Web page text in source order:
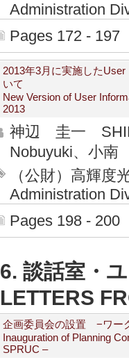
Administration
Pages 172 - 197
2013年3月に実施した
いて
New Version of User
2013
神辺 圭一
Nobuyuki、小
（公財）高輝
Administration
Pages 198 - 200
6. 談話室・
LETTERS
企画委員会の設置 −ワー
Inauguration of Planning
SPRUC –